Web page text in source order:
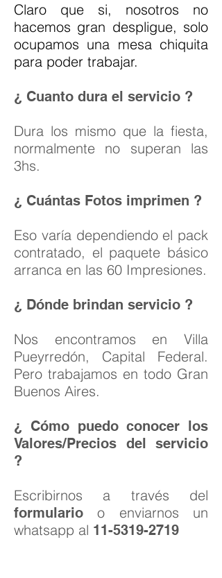
Claro que si, nosotros no
hacemos gran despligue, solo
ocupamos una mesa chiquita
para poder trabajar.
¿ Cuanto dura el servicio ?
Dura los mismo que la fiesta,
normalmente no superan las
3hs.
¿ Cuántas Fotos imprimen ?
Eso varía dependiendo el pack
contratado, el paquete básico
arranca en las 60 Impresiones.
¿ Dónde brindan servicio ?
Nos encontramos en Villa
Pueyrredón, Capital Federal.
Pero trabajamos en todo Gran
Buenos Aires.
¿ Cómo puedo conocer los
Valores/Precios del servicio
?
Escribirnos a través del
formulario o enviarnos un
whatsapp al 11-5319-2719